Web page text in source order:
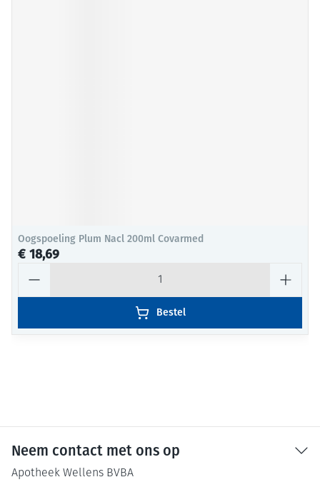
Oogspoeling Plum Nacl 200ml Covarmed
€ 18,69
Bestel
Neem contact met ons op
Apotheek Wellens BVBA